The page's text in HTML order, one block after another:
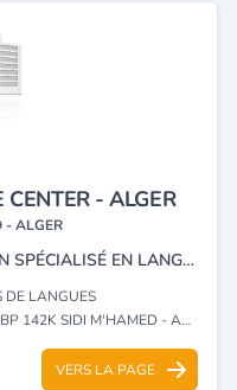
- ALGER
- ALGER
ÉTABLISSEMENT DE FORMATION SPÉCIALISÉ EN LANGUES POUR ENFANTS ET ADULTES.
DE LANGUES
SIDI M'HAMED - ALGER
VERS LA PAGE